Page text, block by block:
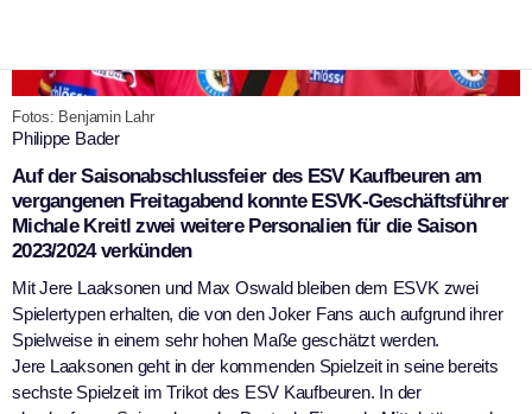
Fotos: Benjamin Lahr
Philippe Bader
Auf der Saisonabschlussfeier des ESV Kaufbeuren am
vergangenen Freitagabend konnte ESVK-Geschäftsführer
Michale Kreitl zwei weitere Personalien für die Saison
2023/2024 verkünden
Mit Jere Laaksonen und Max Oswald bleiben dem ESVK zwei
Spielertypen erhalten, die von den Joker Fans auch aufgrund ihrer
Spielweise in einem sehr hohen Maße geschätzt werden.
Jere Laaksonen geht in der kommenden Spielzeit in seine bereits
sechste Spielzeit im Trikot des ESV Kaufbeuren. In der